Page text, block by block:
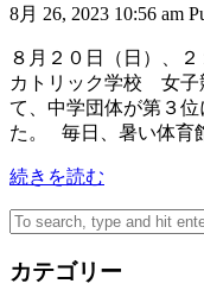
8月 26, 2023 10:56 am
８月２０日（日）、
カトリック学校 女子
て、中学団体が第３
た。 毎日、暑い体育
続きを読む
カテゴリー